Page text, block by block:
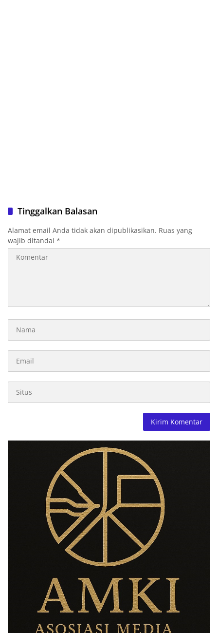
Tinggalkan Balasan
Alamat email Anda tidak akan dipublikasikan. Ruas yang
wajib ditandai *